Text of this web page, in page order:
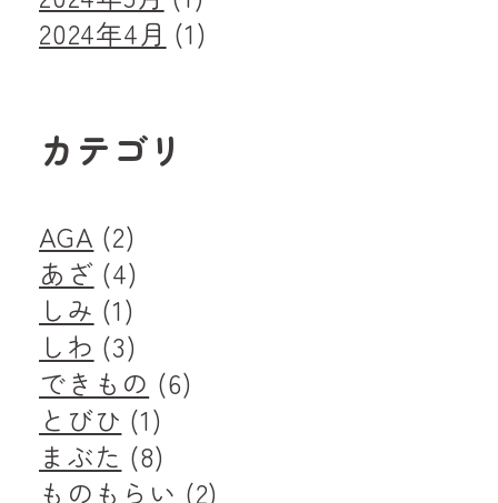
2024年4月 (1)
カテゴリ
AGA (2)
あざ (4)
しみ (1)
しわ (3)
できもの (6)
とびひ (1)
まぶた (8)
ものもらい (2)